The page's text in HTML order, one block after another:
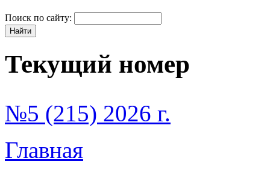
Поиск по сайту:
Текущий номер
№5 (215) 2026 г.
Главная